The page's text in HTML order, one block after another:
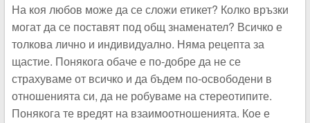
На коя любов може да се сложи етикет? Колко връзки
могат да се поставят под общ знаменател? Всичко е
толкова лично и индивидуално. Няма рецепта за
щастие. Понякога обаче е по-добре да не се
страхуваме от всичко и да бъдем по-освободени в
отношенията си, да не робуваме на стереотипите.
Понякога те вредят на взаимоотношенията. Кое е